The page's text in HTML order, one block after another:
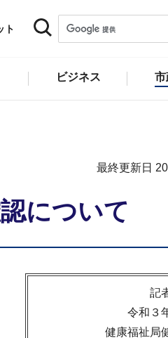
ト
ビジネス 市
最終更新日
について
記
令和３
健康福祉局